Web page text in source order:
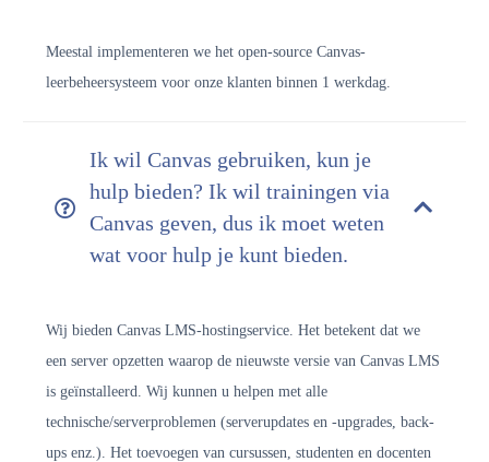
Meestal implementeren we het open-source Canvas-
leerbeheersysteem voor onze klanten binnen 1 werkdag.
Ik wil Canvas gebruiken, kun je
hulp bieden? Ik wil trainingen via
Canvas geven, dus ik moet weten
wat voor hulp je kunt bieden.
Wij bieden Canvas LMS-hostingservice. Het betekent dat we
een server opzetten waarop de nieuwste versie van Canvas LMS
is geïnstalleerd. Wij kunnen u helpen met alle
technische/serverproblemen (serverupdates en -upgrades, back-
ups enz.). Het toevoegen van cursussen, studenten en docenten